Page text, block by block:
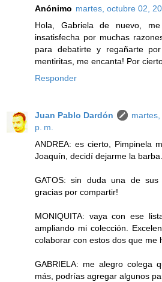
Anónimo martes, octubre 02,
Hola, Gabriela de nuevo,
insatisfecha por muchas
para debatirte y regañarte
mentiritas, me encanta! Por
Responder
Juan Pablo Dardón
p. m.
ANDREA: es cierto, Pimpinela
Joaquín, decidí dejarme la
GATOS: sin duda una de sus
gracias por compartir!
MONIQUITA: vaya con ese
ampliando mi colección.
colaborar con estos dos que me
GABRIELA: me alegro colega
más, podrías agregar algunos